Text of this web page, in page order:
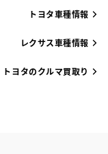
トヨタ車種情報
レクサス車種情報
トヨタのクルマ買取り